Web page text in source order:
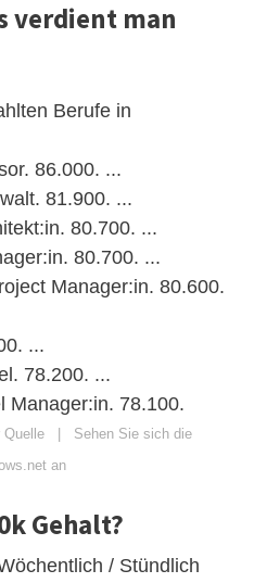
verdient man
Berufe in
86.000. ...
81.900. ...
80.700. ...
80.700. ...
Manager:in. 80.600.
...
78.200. ...
Manager:in. 78.100.
Quelle
Sehen Sie sich die
an
Gehalt?
/ Stündlich